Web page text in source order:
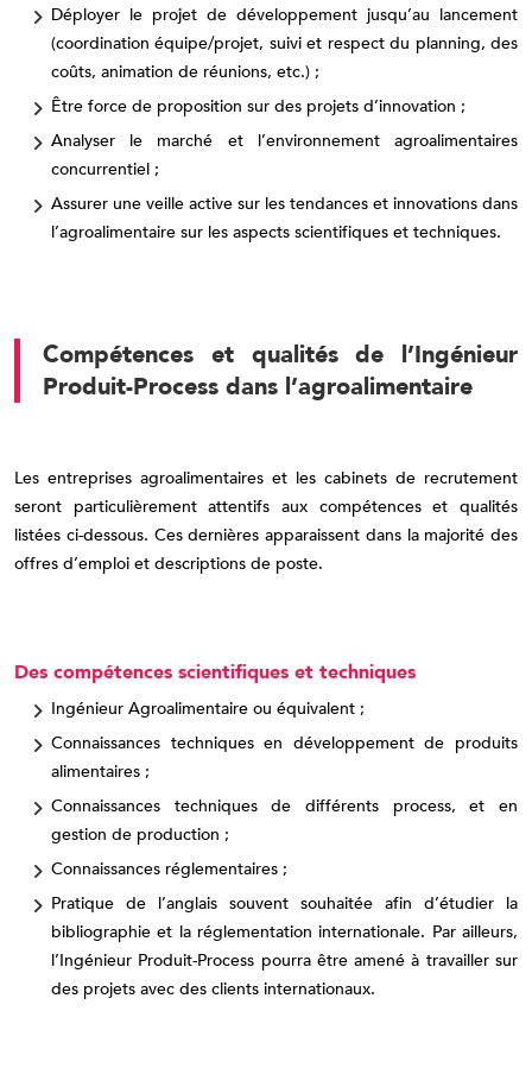
Déployer le projet de développement jusqu’au lancement
(coordination équipe/projet, suivi et respect du planning, des
coûts, animation de réunions, etc.) ;
Être force de proposition sur des projets d’innovation ;
Analyser le marché et l’environnement agroalimentaires
concurrentiel ;
Assurer une veille active sur les tendances et innovations dans
l’agroalimentaire sur les aspects scientifiques et techniques.
Compétences et qualités de l’Ingénieur
Produit-Process dans l’agroalimentaire
Les entreprises agroalimentaires et les cabinets de recrutement
seront particulièrement attentifs aux compétences et qualités
listées ci-dessous. Ces dernières apparaissent dans la majorité des
offres d’emploi et descriptions de poste.
Des compétences scientifiques et techniques
Ingénieur Agroalimentaire ou équivalent ;
Connaissances techniques en développement de produits
alimentaires ;
Connaissances techniques de différents process, et en
gestion de production ;
Connaissances réglementaires ;
Pratique de l’anglais souvent souhaitée afin d’étudier la
bibliographie et la réglementation internationale. Par ailleurs,
l’Ingénieur Produit-Process pourra être amené à travailler sur
des projets avec des clients internationaux.